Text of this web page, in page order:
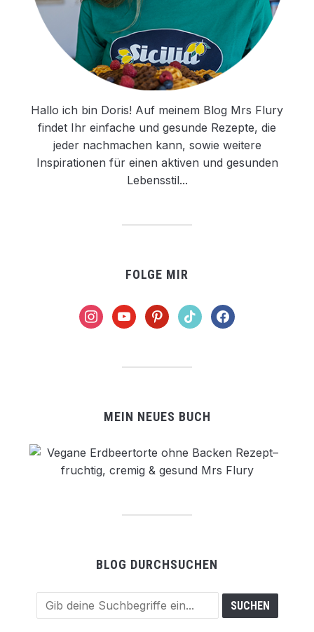
Hallo ich bin Doris! Auf meinem Blog Mrs Flury
findet Ihr einfache und gesunde Rezepte, die
jeder nachmachen kann, sowie weitere
Inspirationen für einen aktiven und gesunden
Lebensstil...
FOLGE MIR
instagramyoutubepinteresttiktok facebook
MEIN NEUES BUCH
BLOG DURCHSUCHEN